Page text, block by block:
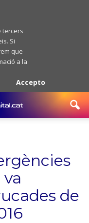
tercers
Si
que
a la
Accepto
va
de